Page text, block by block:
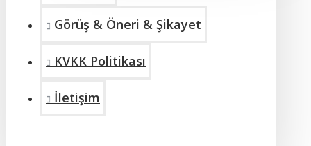
Görüş & Öneri & Şikayet
KVKK Politikası
İletişim